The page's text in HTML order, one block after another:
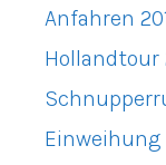
Anfahren
Hollandtour
Einweihung